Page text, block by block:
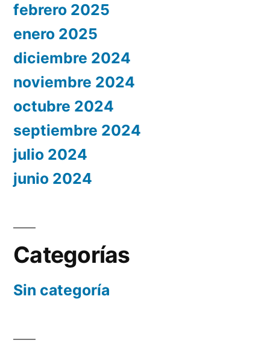
febrero 2025
enero 2025
diciembre 2024
noviembre 2024
octubre 2024
septiembre 2024
julio 2024
junio 2024
Categorías
Sin categoría